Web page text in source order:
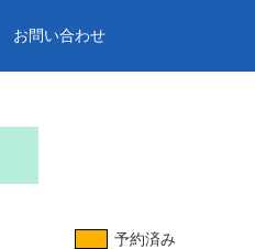
お問い合わせ
予約済み